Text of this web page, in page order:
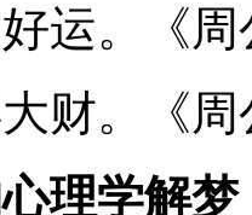
运。《
财。《
理学解梦